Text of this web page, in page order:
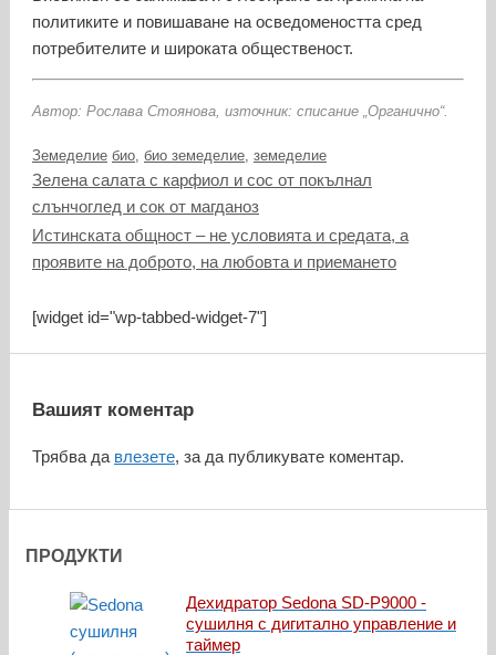
политиките и повишаване на осведомеността сред
потребителите и широката общественост.
Автор: Рослава Стоянова, източник: списание „Органично“.
Категории
Земеделие Етикети
био, био земеделие, земеделие
Зелена салата с карфиол и сос от покълнал
слънчоглед и сок от магданоз
Истинската общност – не условията и средата, а
проявите на доброто, на любовта и приемането
[widget id="wp-tabbed-widget-7"]
Вашият коментар
Трябва да влезете, за да публикувате коментар.
ПРОДУКТИ
Дехидратор Sedona SD-P9000 -
сушилня с дигитално управление и
таймер